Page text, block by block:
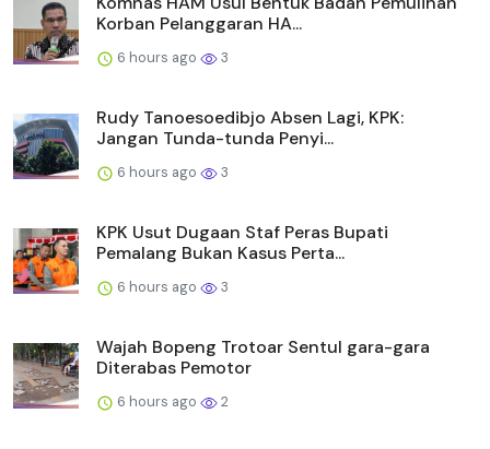
Korban Pelanggaran HA...
6 hours ago 3
Rudy Tanoesoedibjo Absen Lagi, KPK:
Jangan Tunda-tunda Penyi...
6 hours ago 3
KPK Usut Dugaan Staf Peras Bupati
Pemalang Bukan Kasus Perta...
6 hours ago 3
Wajah Bopeng Trotoar Sentul gara-gara
Diterabas Pemotor
6 hours ago 2